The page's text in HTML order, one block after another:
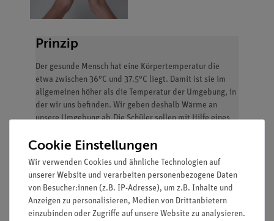
Prinzip
Der gesunde Mensch hat eine Körpertemperatur die
etwa zwischen 36°C und 37.5°C liegt. Damit ist sie im
allgemeinen höher als die Temperatur der Umgebung, in
der wir uns befinden. Wir geben deshalb Wärme an
unsere Umgebung ab.Die Schüler sollen mit Hilfe eines
besten über einen ganzen Tag, stündlich ihre
Körpertemperatur bestimmen.
Vorteile
Versuch ist Teil einer Komplettlösung mit
insgesamt 44 Versuchen in Pflanzenkunde,
Cookie Einstellungen
Wir verwenden Cookies und ähnliche Technologien auf
unserer Website und verarbeiten personenbezogene Daten
von Besucher:innen (z.B. IP-Adresse), um z.B. Inhalte und
Anzeigen zu personalisieren, Medien von Drittanbietern
einzubinden oder Zugriffe auf unsere Website zu analysieren.